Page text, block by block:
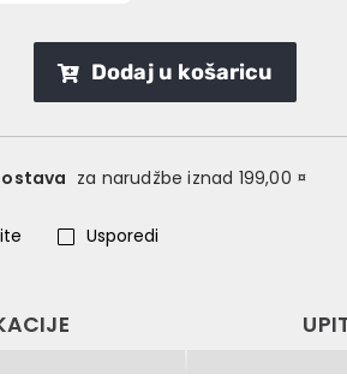
Dodaj u košaricu
za narudžbe iznad 199,00 ¤
Usporedi